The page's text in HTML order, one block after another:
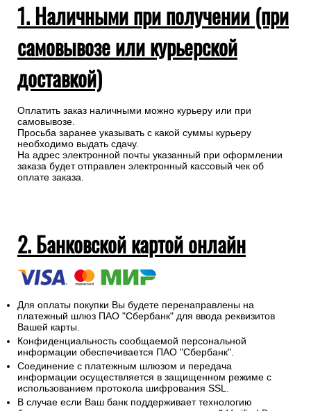
Банковской картой через запрос менеджеру
Банковским переводом по счету
1. Наличными при получении (при
самовывозе или курьерской
доставкой)
самовывозе.
Просьба заранее указывать с какой суммы курьеру
необходимо выдать сдачу.
На адрес электронной почты указанный при оформлении
заказа будет отправлен электронный кассовый чек об
2. Банковской картой онлайн